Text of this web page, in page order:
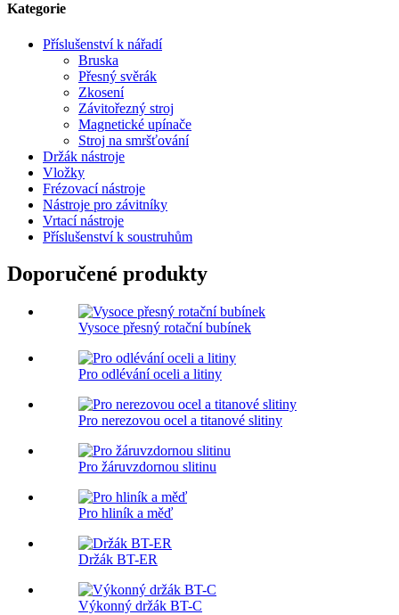
Kategorie
Příslušenství k nářadí
Bruska
Přesný svěrák
Zkosení
Závitořezný stroj
Magnetické upínače
Stroj na smršťování
Držák nástroje
Vložky
Frézovací nástroje
Nástroje pro závitníky
Vrtací nástroje
Příslušenství k soustruhům
Doporučené produkty
Vysoce přesný rotační bubínek
Pro odlévání oceli a litiny
Pro nerezovou ocel a titanové slitiny
Pro žáruvzdornou slitinu
Pro hliník a měď
Držák BT-ER
Výkonný držák BT-C